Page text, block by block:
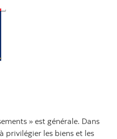
» est générale. Dans
privilégier les biens et les